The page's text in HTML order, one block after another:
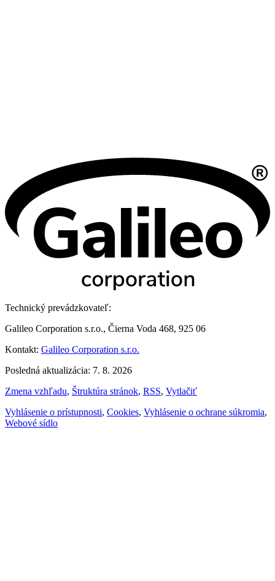
Technický prevádzkovateľ:
Galileo Corporation s.r.o., Čierna Voda 468, 925 06
Kontakt: Galileo Corporation s.r.o.
Posledná aktualizácia: 7. 8. 2026
Zmena vzhľadu, Štruktúra stránok, RSS, Vytlačiť
Vyhlásenie o prístupnosti, Cookies, Vyhlásenie o ochrane súkromia,
Webové sídlo